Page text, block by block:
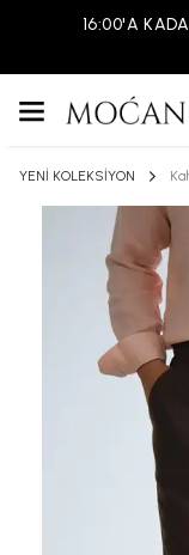
16:00'A
YENİ KOLEKSİYON